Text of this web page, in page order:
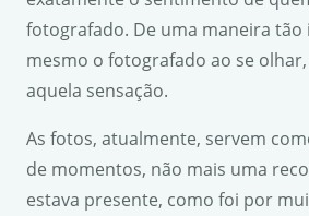
fotografado. De uma maneira tão
mesmo o fotografado ao se
aquela sensação.
As fotos, atualmente, servem
de momentos, não mais uma
estava presente, como foi por